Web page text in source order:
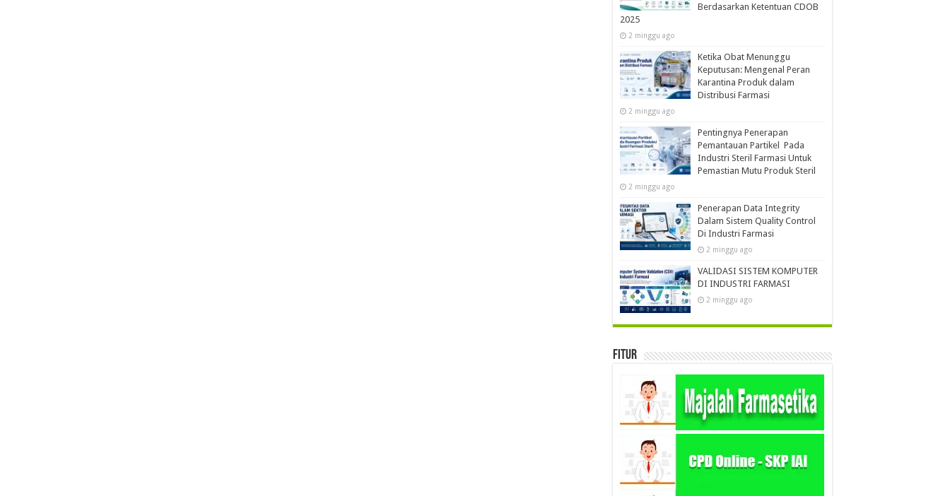
Berdasarkan Ketentuan CDOB
2025
2 minggu ago
Ketika Obat Menunggu
Keputusan: Mengenal Peran
Karantina Produk dalam
Distribusi Farmasi
2 minggu ago
Pentingnya Penerapan
Pemantauan Partikel Pada
Industri Steril Farmasi Untuk
Pemastian Mutu Produk Steril
2 minggu ago
Penerapan Data Integrity
Dalam Sistem Quality Control
Di Industri Farmasi
2 minggu ago
VALIDASI SISTEM KOMPUTER
DI INDUSTRI FARMASI
2 minggu ago
Fitur